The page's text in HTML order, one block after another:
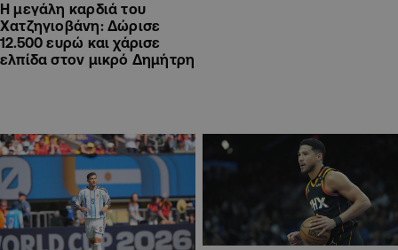
Η μεγάλη καρδιά του
Χατζηγιοβάνη: Δώρισε
12.500 ευρώ και χάρισε
ελπίδα στον μικρό Δημήτρη